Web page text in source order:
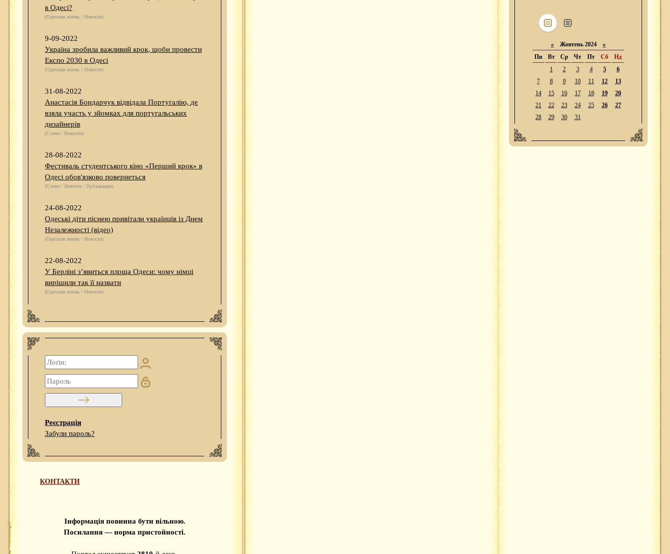
в Одесі?
(Одесская жизнь / Новости)
9-09-2022
Україна зробила важливий крок, щоби провести
Експо 2030 в Одесі
(Одесская жизнь / Новости)
31-08-2022
Анастасія Бондарчук відвідала Португалію, де
взяла участь у зйомках для португальських
дизайнерів
(Слово / Новости)
28-08-2022
Фестиваль студентського кіно «Перший крок» в
Одесі обов'язково повернеться
(Слово / Новости / Публикации)
24-08-2022
Одеські діти піснею привітали українців із Днем
Незалежності (відео)
(Одесская жизнь / Новости)
22-08-2022
У Берліні з’явиться площа Одеси: чому німці
вирішили так її назвати
(Одесская жизнь / Новости)
Реєстрація
Забули пароль?
КОНТАКТИ
Інформація повинна бути вільною.
Посилання — норма пристойності.
« Жовтень 2024 »
Пн
Вт Ср Чт Пт Сб
Нд
1
2 3 4 5
6
7
8 9 10 11 12
13
14
15 16 17 18 19
20
21
22 23 24 25 26
27
28
29 30 31